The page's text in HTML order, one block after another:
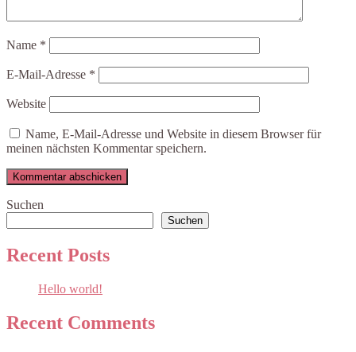
Name *
E-Mail-Adresse *
Website
Name, E-Mail-Adresse und Website in diesem Browser für
meinen nächsten Kommentar speichern.
Suchen
Suchen
Recent Posts
Hello world!
Recent Comments